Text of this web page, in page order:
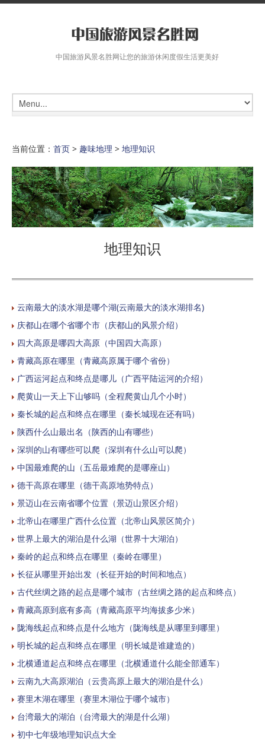
中国旅游风景名胜网让您的旅游休闲度假生活更美好
当前位置： 首页 > 趣味地理 > 地理知识
地理知识
云南最大的淡水湖是哪个湖(云南最大的淡水湖排名)
庆都山在哪个省哪个市（庆都山的风景介绍）
四大高原是哪四大高原（中国四大高原）
青藏高原在哪里（青藏高原属于哪个省份）
广西运河起点和终点是哪儿（广西平陆运河的介绍）
爬黄山一天上下山够吗（全程爬黄山几个小时）
秦长城的起点和终点在哪里（秦长城现在还有吗）
陕西什么山最出名（陕西的山有哪些）
深圳的山有哪些可以爬（深圳有什么山可以爬）
中国最难爬的山（五岳最难爬的是哪座山）
德干高原在哪里（德干高原地势特点）
景迈山在云南省哪个位置（景迈山景区介绍）
北帝山在哪里广西什么位置（北帝山风景区简介）
世界上最大的湖泊是什么湖（世界十大湖泊）
秦岭的起点和终点在哪里（秦岭在哪里）
长征从哪里开始出发（长征开始的时间和地点）
古代丝绸之路的起点是哪个城市（古丝绸之路的起点和终点）
青藏高原到底有多高（青藏高原平均海拔多少米）
陇海线起点和终点是什么地方（陇海线是从哪里到哪里）
明长城的起点和终点在哪里（明长城是谁建造的）
北横通道起点和终点在哪里（北横通道什么能全部通车）
云南九大高原湖泊（云贵高原上最大的湖泊是什么）
赛里木湖在哪里（赛里木湖位于哪个城市）
台湾最大的湖泊（台湾最大的湖是什么湖）
初中七年级地理知识点大全